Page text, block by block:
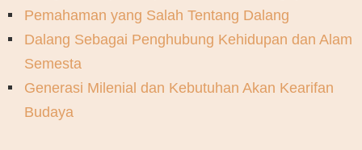
Pemahaman yang Salah Tentang Dalang
Dalang Sebagai Penghubung Kehidupan dan Alam
Semesta
Generasi Milenial dan Kebutuhan Akan Kearifan
Budaya